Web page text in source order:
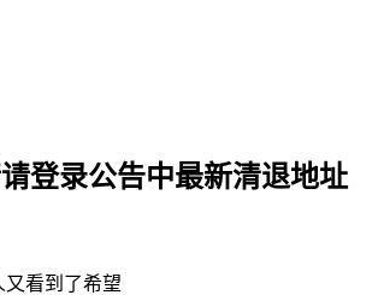
登录公告中最新清退地址
看到了希望